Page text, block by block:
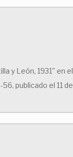
y León, 1931" en el
publicado el 11 de